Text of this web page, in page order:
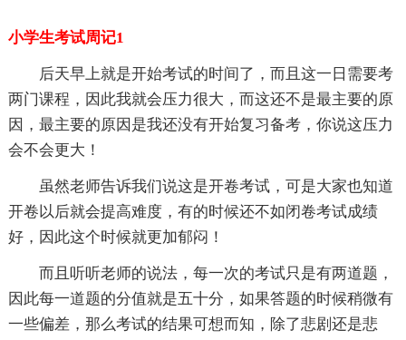
小学生考试周记1
后天早上就是开始考试的时间了，而且这一日需要考
两门课程，因此我就会压力很大，而这还不是最主要的原
因，最主要的原因是我还没有开始复习备考，你说这压力
会不会更大！
虽然老师告诉我们说这是开卷考试，可是大家也知道
开卷以后就会提高难度，有的时候还不如闭卷考试成绩
好，因此这个时候就更加郁闷！
而且听听老师的说法，每一次的考试只是有两道题，
因此每一道题的分值就是五十分，如果答题的时候稍微有
一些偏差，那么考试的结果可想而知，除了悲剧还是悲